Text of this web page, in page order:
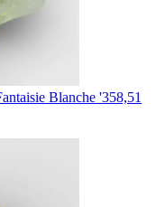
Blanche '358,51